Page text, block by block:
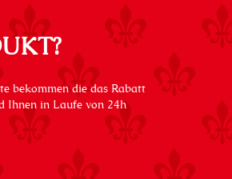
bekommen die das Rabatt
Ihnen in Laufe von 24h